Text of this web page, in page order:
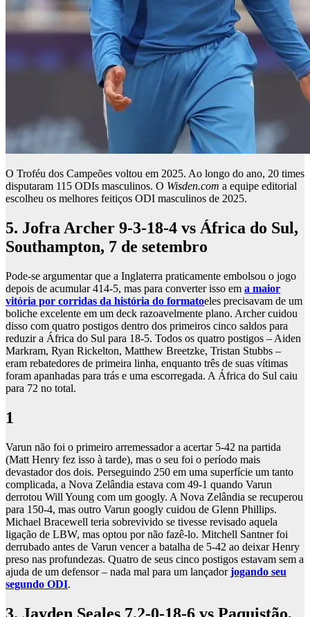
O Troféu dos Campeões voltou em 2025. Ao longo do ano, 20 times
disputaram 115 ODIs masculinos. O Wisden.com a equipe editorial
escolheu os melhores feitiços ODI masculinos de 2025.
5. Jofra Archer 9-3-18-4 vs África do Sul,
Southampton, 7 de setembro
Pode-se argumentar que a Inglaterra praticamente embolsou o jogo
depois de acumular 414-5, mas para converter isso em a maior
vitória por corridas da história do formatoeles precisavam de um
boliche excelente em um deck razoavelmente plano. Archer cuidou
disso com quatro postigos dentro dos primeiros cinco saldos para
reduzir a África do Sul para 18-5. Todos os quatro postigos – Aiden
Markram, Ryan Rickelton, Matthew Breetzke, Tristan Stubbs –
eram rebatedores de primeira linha, enquanto três de suas vítimas
foram apanhadas para trás e uma escorregada. A África do Sul caiu
para 72 no total.
1
Varun não foi o primeiro arremessador a acertar 5-42 na partida
(Matt Henry fez isso à tarde), mas o seu foi o período mais
devastador dos dois. Perseguindo 250 em uma superfície um tanto
complicada, a Nova Zelândia estava com 49-1 quando Varun
derrotou Will Young com um googly. A Nova Zelândia se recuperou
para 150-4, mas outro Varun googly cuidou de Glenn Phillips.
Michael Bracewell teria sobrevivido se tivesse revisado aquela
ligação de LBW, mas optou por não fazê-lo. Mitchell Santner foi
derrubado antes de Varun vencer a batalha de 5-42 ao deixar Henry
preso nas profundezas. Quatro de seus cinco postigos estavam sem a
ajuda de um defensor – nada mal para um lançadorjogando seu
segundo ODI.